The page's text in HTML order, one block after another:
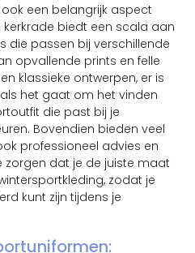
een belangrijk aspect
biedt een scala aan
die passen bij verschillende
opvallende prints en felle
klassieke ontwerpen, er is
het gaat om het vinden
die past bij je
Bovendien bieden veel
professioneel advies en
dat je de juiste maat
zodat je
kunt zijn tijdens je